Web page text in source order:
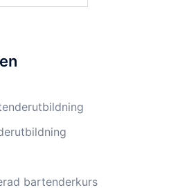
bartenderkurs